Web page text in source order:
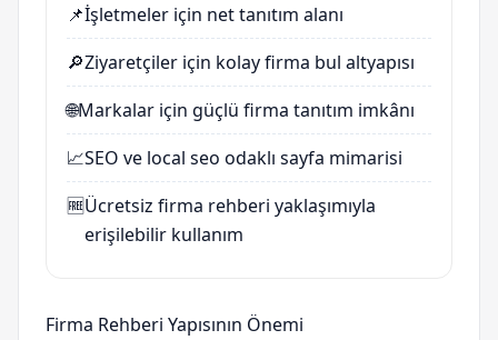
📌İşletmeler için net tanıtım alanı
🔎Ziyaretçiler için kolay firma bul altyapısı
🌐Markalar için güçlü firma tanıtım imkânı
📈SEO ve local seo odaklı sayfa mimarisi
🆓Ücretsiz firma rehberi yaklaşımıyla
erişilebilir kullanım
Firma Rehberi Yapısının Önemi